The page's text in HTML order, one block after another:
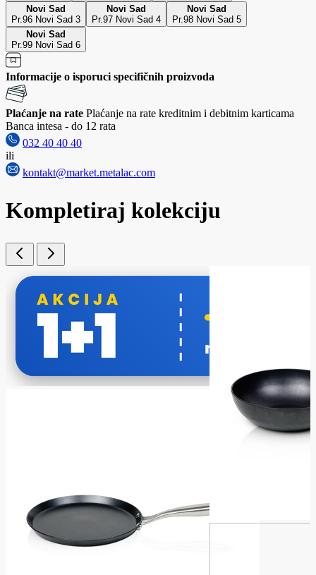
Novi Sad
Pr.96 Novi Sad 3
Novi Sad
Pr.97 Novi Sad 4
Novi Sad
Pr.98 Novi Sad 5
Novi Sad
Pr.99 Novi Sad 6
Informacije o isporuci specifičnih proizvoda
Plaćanje na rate Plaćanje na rate kreditnim i debitnim karticama
Banca intesa - do 12 rata
032 40 40 40
ili
kontakt@market.metalac.com
Kompletiraj kolekciju